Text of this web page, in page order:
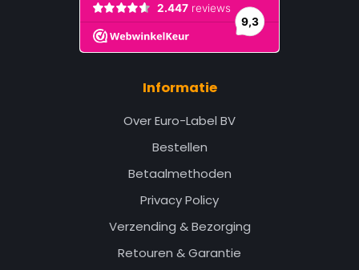
Informatie
Over Euro-Label BV
Bestellen
Betaalmethoden
Privacy Policy
Verzending & Bezorging
Retouren & Garantie